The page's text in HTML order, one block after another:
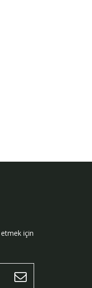
etmek için